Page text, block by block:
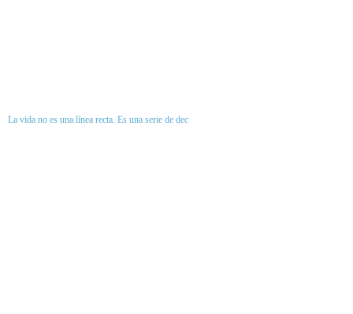
La vida no es una línea recta. Es una serie de dec